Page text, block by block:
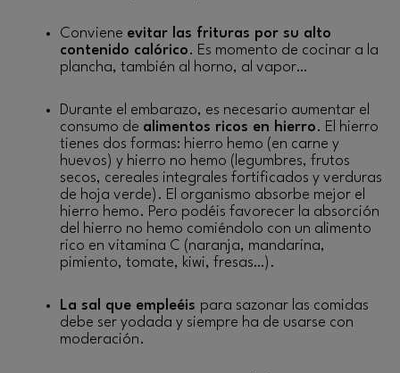
Conviene evitar las frituras por su alto
contenido calórico. Es momento de cocinar a la
plancha, también al horno, al vapor…
Durante el embarazo, es necesario aumentar el
consumo de alimentos ricos en hierro. El hierro
tienes dos formas: hierro hemo (en carne y
huevos) y hierro no hemo (legumbres, frutos
secos, cereales integrales fortificados y verduras
de hoja verde). El organismo absorbe mejor el
hierro hemo. Pero podéis favorecer la absorción
del hierro no hemo comiéndolo con un alimento
rico en vitamina C (naranja, mandarina,
pimiento, tomate, kiwi, fresas…).
La sal que empleéis para sazonar las comidas
debe ser yodada y siempre ha de usarse con
moderación.